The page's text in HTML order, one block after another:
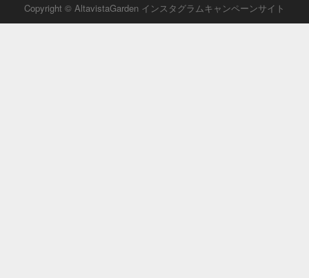
Copyright © AltavistaGarden インスタグラムキャンペーンサイト